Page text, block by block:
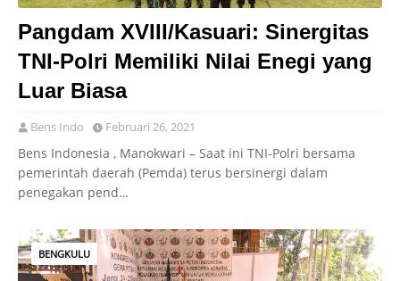
Pangdam XVIII/Kasuari: Sinergitas
TNI-Polri Memiliki Nilai Enegi yang
Luar Biasa
Bens Indo Februari 26, 2021
Bens Indonesia , Manokwari – Saat ini TNI-Polri bersama
pemerintah daerah (Pemda) terus bersinergi dalam
penegakan pend…
BENGKULU